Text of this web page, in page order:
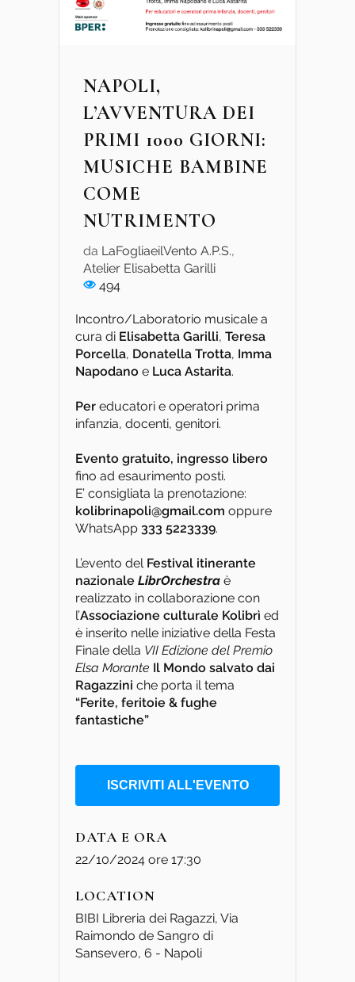
NAPOLI,
L’AVVENTURA DEI
PRIMI 1000 GIORNI:
MUSICHE BAMBINE
COME
NUTRIMENTO
da LaFogliaeilVento A.P.S.,
Atelier Elisabetta Garilli
494
Incontro/Laboratorio musicale a
cura di Elisabetta Garilli, Teresa
Porcella, Donatella Trotta, Imma
Napodano e Luca Astarita.
Per educatori e operatori prima
infanzia, docenti, genitori.
Evento gratuito, ingresso libero
fino ad esaurimento posti.
E’ consigliata la prenotazione:
kolibrinapoli@gmail.com oppure
WhatsApp 333 5223339.
L’evento del Festival itinerante
nazionale LibrOrchestra è
realizzato in collaborazione con
l’Associazione culturale Kolibrì ed
è inserito nelle iniziative della Festa
Finale della VII Edizione del Premio
Elsa Morante Il Mondo salvato dai
Ragazzini che porta il tema
“Ferite, feritoie & fughe
fantastiche”
ISCRIVITI ALL'EVENTO
DATA E ORA
22/10/2024 ore 17:30
LOCATION
BIBI Libreria dei Ragazzi, Via
Raimondo de Sangro di
Sansevero, 6 - Napoli